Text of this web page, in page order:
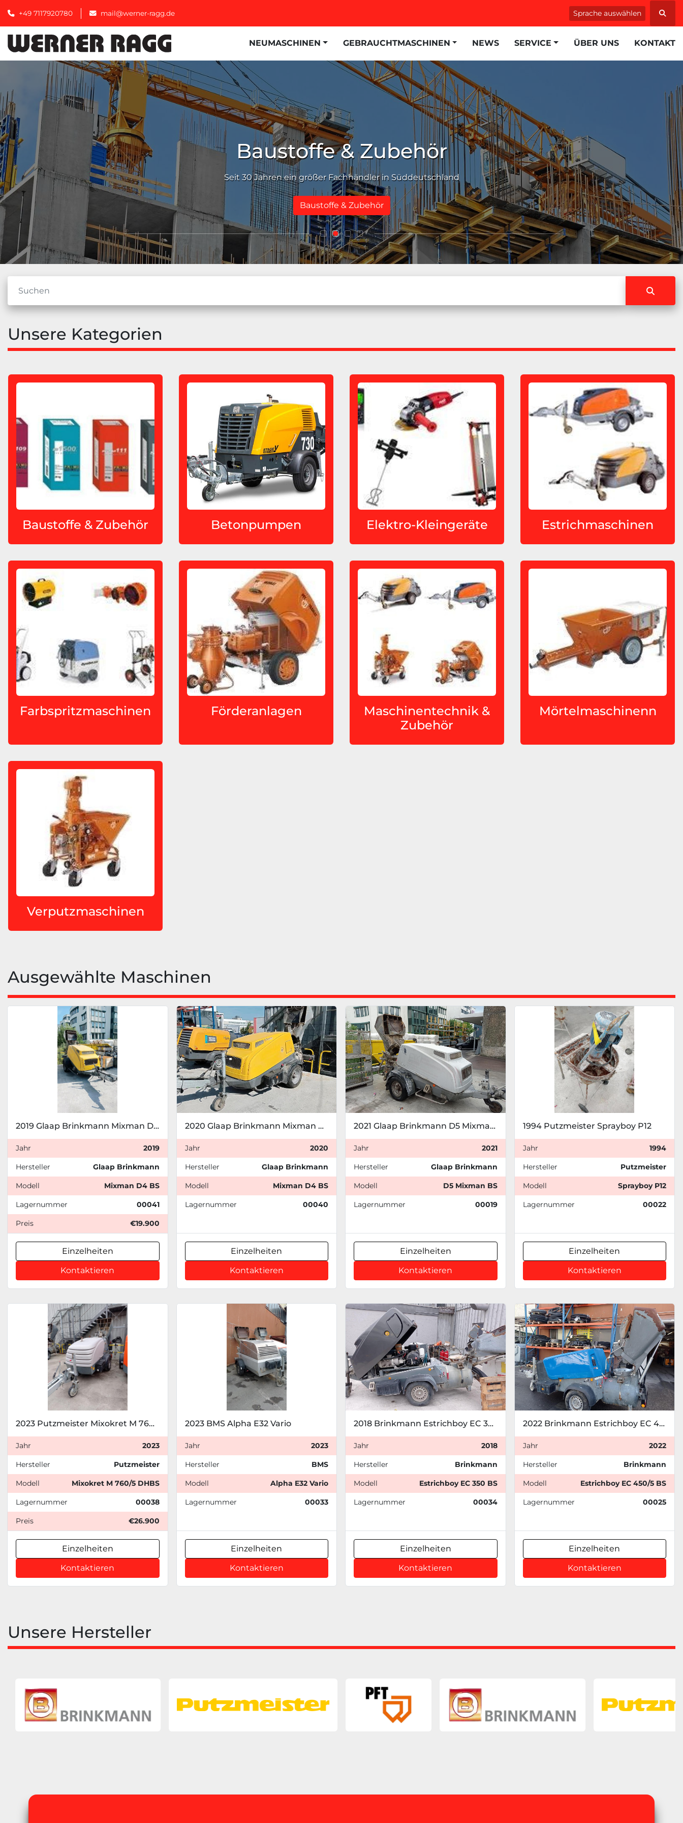
+49 7117920780 mail@werner-ragg.de Sprache auswählen Suche
NEUMASCHINEN GEBRAUCHTMASCHINEN NEWS SERVICE ÜBER UNS KONTAKT
Baustoffe & Zubehör
Seit 30 Jahren ein größer Fachhändler in Süddeutschland
Baustoffe & Zubehör
Unsere Kategorien
Baustoffe & Zubehör Betonpumpen Elektro-Kleingeräte Estrichmaschinen
Farbspritzmaschinen Förderanlagen
Maschinentechnik &
Zubehör
Mörtelmaschinenn
Verputzmaschinen
Ausgewählte Maschinen
2019 Glaap Brinkmann Mixman D4 BS
Jahr 2019
Hersteller Glaap Brinkmann
Modell Mixman D4 BS
Lagernummer 00041
Preis €19.900
Einzelheiten
Kontaktieren
2020 Glaap Brinkmann Mixman D4 BS
Jahr 2020
Hersteller Glaap Brinkmann
Modell Mixman D4 BS
Lagernummer 00040
Einzelheiten
Kontaktieren
2021 Glaap Brinkmann D5 Mixman BS
Jahr 2021
Hersteller Glaap Brinkmann
Modell D5 Mixman BS
Lagernummer 00019
Einzelheiten
Kontaktieren
1994 Putzmeister Sprayboy P12
Jahr 1994
Hersteller Putzmeister
Modell Sprayboy P12
Lagernummer 00022
Einzelheiten
Kontaktieren
2023 Putzmeister Mixokret M 760/5 DHBS
Jahr 2023
Hersteller Putzmeister
Modell Mixokret M 760/5 DHBS
Lagernummer 00038
Preis €26.900
Einzelheiten
Kontaktieren
2023 BMS Alpha E32 Vario
Jahr 2023
Hersteller BMS
Modell Alpha E32 Vario
Lagernummer 00033
Einzelheiten
Kontaktieren
2018 Brinkmann Estrichboy EC 350 BS
Jahr 2018
Hersteller Brinkmann
Modell Estrichboy EC 350 BS
Lagernummer 00034
Einzelheiten
Kontaktieren
2022 Brinkmann Estrichboy EC 450/5 BS
Jahr 2022
Hersteller Brinkmann
Modell Estrichboy EC 450/5 BS
Lagernummer 00025
Einzelheiten
Kontaktieren
Unsere Hersteller